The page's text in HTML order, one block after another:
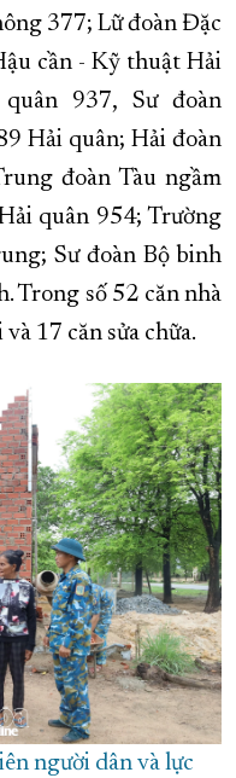
377; Lữ đoàn Đặc
cần - Kỹ thuật Hải
937, Sư đoàn
Hải quân; Hải đoàn
đoàn Tàu ngầm
quân 954; Trường
Sư đoàn Bộ binh
Trong số 52 căn nhà
17 căn sửa chữa.
người dân và lực